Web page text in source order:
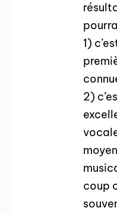
1)
2)
moyen
coup